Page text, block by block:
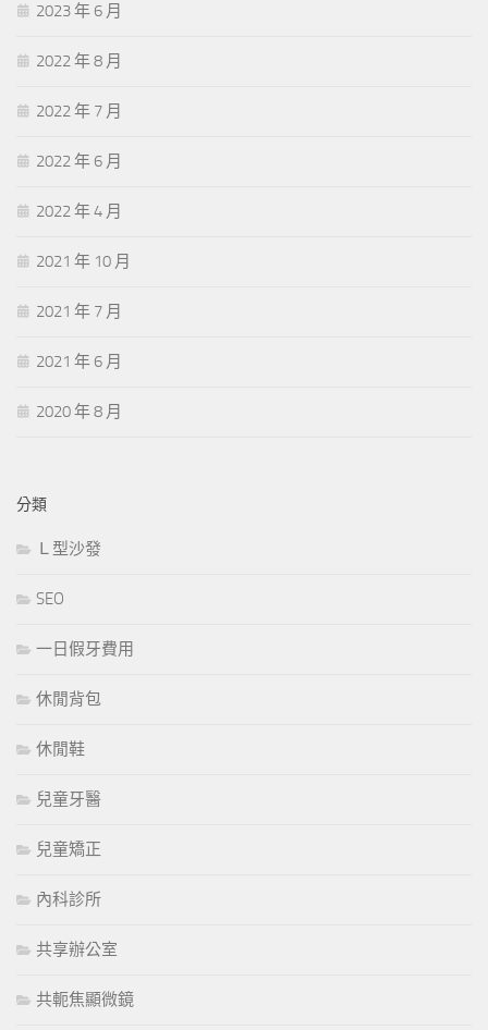
2023 年 6 月
2022 年 8 月
2022 年 7 月
2022 年 6 月
2022 年 4 月
2021 年 10 月
2021 年 7 月
2021 年 6 月
2020 年 8 月
分類
Ｌ型沙發
SEO
一日假牙費用
休閒背包
休閒鞋
兒童牙醫
兒童矯正
內科診所
共享辦公室
共軛焦顯微鏡